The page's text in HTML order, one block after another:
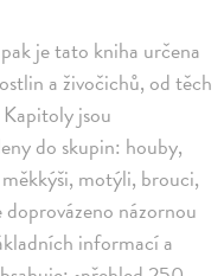
je tato kniha určena
a živočichů, od těch
jsou
do skupin: houby,
motýli, brouci,
názornou
informací a